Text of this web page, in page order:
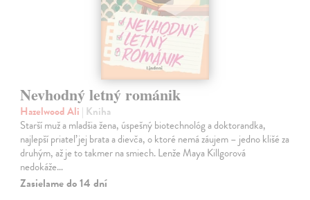
Nevhodný letný románik
Hazelwood Ali | Kniha
Starší muž a mladšia žena, úspešný biotechnológ a doktorandka,
najlepší priateľ jej brata a dievča, o ktoré nemá záujem – jedno klišé za
druhým, až je to takmer na smiech. Lenže Maya Killgorová
nedokáže…
Zasielame do 14 dní